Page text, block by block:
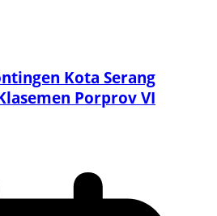
Kota Serang
Porprov VI